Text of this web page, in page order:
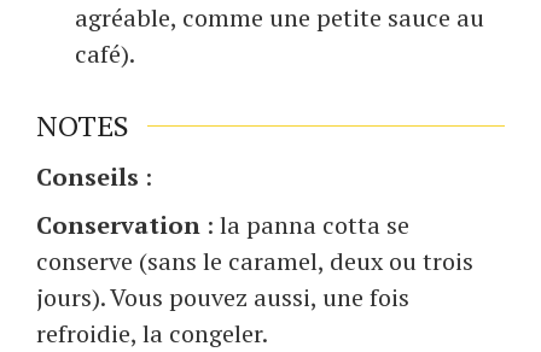
agréable, comme une petite sauce au
café).
NOTES
Conseils :
Conservation : la panna cotta se
conserve (sans le caramel, deux ou trois
jours). Vous pouvez aussi, une fois
refroidie, la congeler.